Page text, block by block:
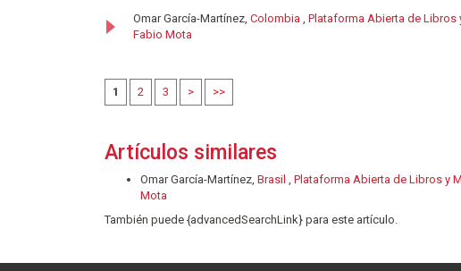
Omar García-Martínez, Colombia , Plataforma Abierta de Libros
Fabio Mota
1 2 3 > >>
Artículos similares
Omar García-Martínez, Brasil , Plataforma Abierta de Libros y
Mota
También puede {advancedSearchLink} para este artículo.